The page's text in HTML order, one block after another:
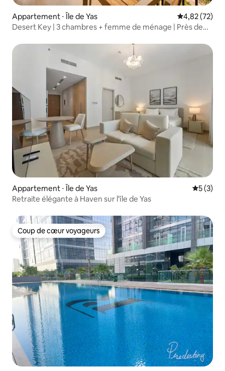
Appartement ⋅ Île de Yas Évaluation
4,82 (72)
Desert Key | 3 chambres + femme de ménage | Près de
Appartement ⋅ Île de Yas
5 (3)
Retraite élégante à Haven sur l'île de Yas
Coup de cœur voyageurs
Coup de cœur voyageurs